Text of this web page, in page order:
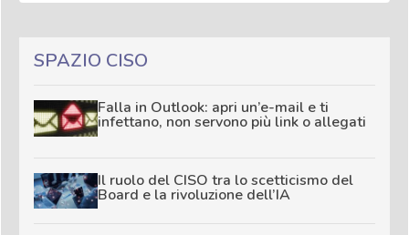
SPAZIO CISO
Falla in Outlook: apri un’e-mail e ti
infettano, non servono più link o allegati
Il ruolo del CISO tra lo scetticismo del
Board e la rivoluzione dell’IA